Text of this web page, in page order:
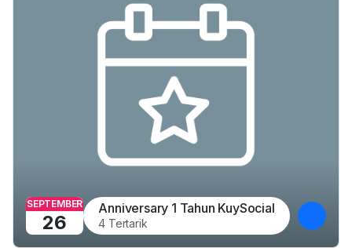
SEPTEMBER
26
Anniversary 1 Tahun KuySocial
4 Tertarik